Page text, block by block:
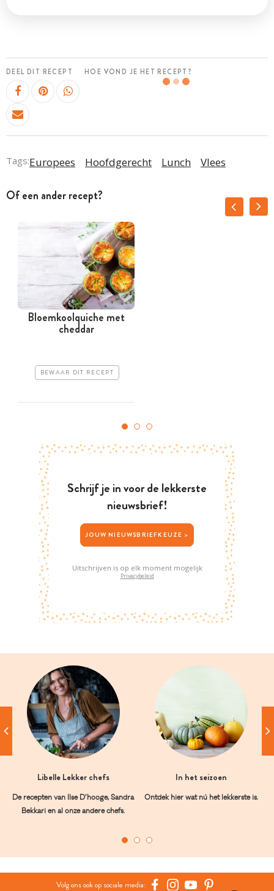
DEEL DIT RECEPT HOE VOND JE HET RECEPT?
Tags:Europees Hoofdgerecht Lunch Vlees
Of een ander recept?
Bloemkoolquiche met
cheddar
BEWAAR DIT RECEPT
Schrijf je in voor de lekkerste
nieuwsbrief!
JOUW NIEUWSBRIEFKEUZE >
Uitschrijven is op elk moment mogelijk
Privacybeleid
Libelle Lekker chefs
De recepten van Ilse D’hooge, Sandra
Bekkari en al onze andere chefs.
In het seizoen
Ontdek hier wat nú het lekkerste is.
Volg ons ook op sociale media: